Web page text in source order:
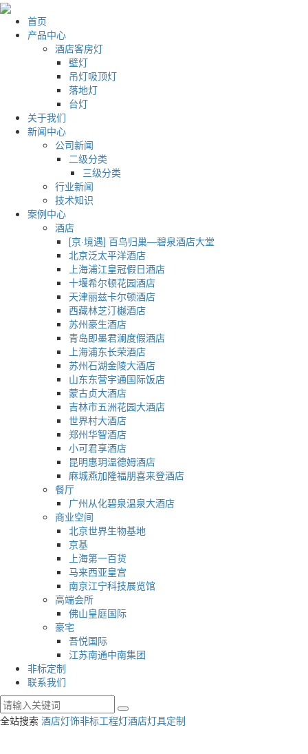
首页
产品中心
酒店客房灯
壁灯
吊灯吸顶灯
落地灯
台灯
关于我们
新闻中心
公司新闻
二级分类
三级分类
行业新闻
技术知识
案例中心
酒店
[京·境遇] 百鸟归巢—碧泉酒店大堂
北京泛太平洋酒店
上海浦江皇冠假日酒店
十堰希尔顿花园酒店
天津丽兹卡尔顿酒店
西藏林芝汀樾酒店
苏州豪生酒店
青岛即墨君澜度假酒店
上海浦东长荣酒店
苏州石湖金陵大酒店
山东东营宇通国际饭店
蒙古贞大酒店
吉林市五洲花园大酒店
世界村大酒店
郑州华智酒店
小可君享酒店
昆明惠玥温德姆酒店
麻城燕加隆福朋喜来登酒店
餐厅
广州从化碧泉温泉大酒店
商业空间
北京世界生物基地
京基
上海第一百货
马来西亚皇宫
南京江宁科技展览馆
高端会所
佛山皇庭国际
豪宅
吾悦国际
江苏南通中南集团
非标定制
联系我们
全站搜索 酒店灯饰非标工程灯酒店灯具定制